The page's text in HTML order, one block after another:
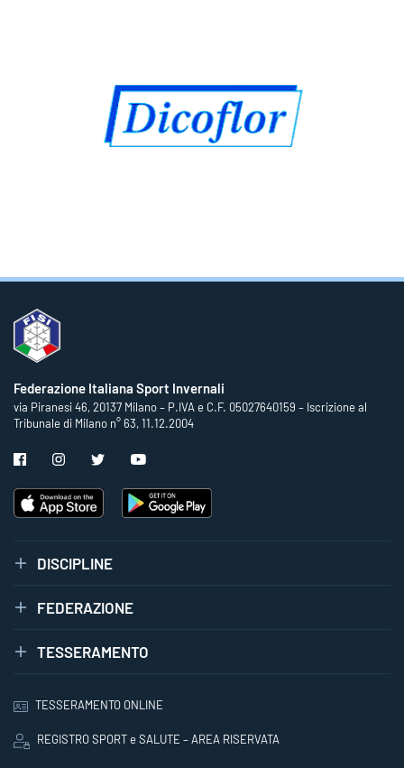
Federazione Italiana Sport Invernali
via Piranesi 46, 20137 Milano – P.IVA e C.F. 05027640159 – Iscrizione al
Tribunale di Milano n° 63, 11.12.2004
DISCIPLINE
FEDERAZIONE
TESSERAMENTO
TESSERAMENTO ONLINE
REGISTRO SPORT e SALUTE – AREA RISERVATA